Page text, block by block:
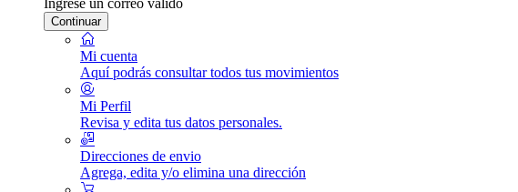
Continuar
Mi cuenta
Aquí podrás consultar todos tus movimientos
Mi Perfil
Revisa y edita tus datos personales.
Direcciones de envio
Agrega, edita y/o elimina una dirección